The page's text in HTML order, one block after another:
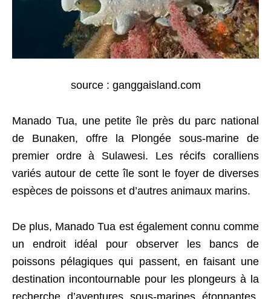
source : ganggaisland.com
Manado Tua, une petite île près du parc national
de Bunaken, offre la Plongée sous-marine de
premier ordre à Sulawesi. Les récifs coralliens
variés autour de cette île sont le foyer de diverses
espèces de poissons et d’autres animaux marins.
De plus, Manado Tua est également connu comme
un endroit idéal pour observer les bancs de
poissons pélagiques qui passent, en faisant une
destination incontournable pour les plongeurs à la
recherche d’aventures sous-marines étonnantes.